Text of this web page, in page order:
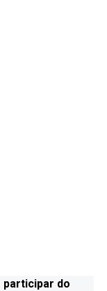
participar do